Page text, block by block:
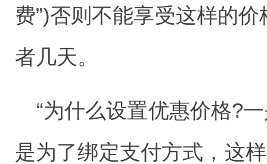
费”)否则不能享受这样的
者几天。
“为什么设置优惠价格?
是为了绑定支付方式，这